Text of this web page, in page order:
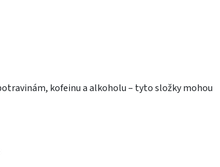
kofeinu a alkoholu – tyto složky mohou